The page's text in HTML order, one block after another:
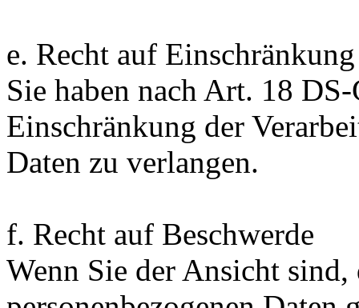
e. Recht auf
Sie haben nach Art. 18
Einschränkung der
Daten zu verlangen.
f. Recht auf Beschwerde
Wenn Sie der Ansicht